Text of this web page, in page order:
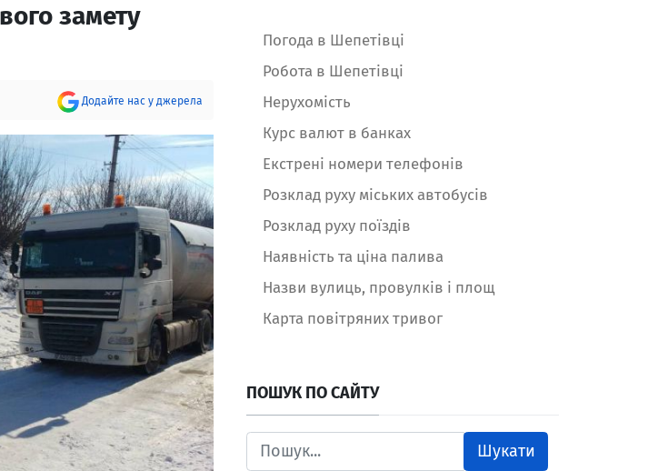
замету
Додайте нас у джерела
Погода в Шепетівці
Робота в Шепетівці
Нерухомість
Курс валют в банках
Екстрені номери телефонів
Розклад руху міських автобусів
Розклад руху поїздів
Наявність та ціна палива
Назви вулиць, провулків і площ
Карта повітряних тривог
ПОШУК ПО САЙТУ
Шукати